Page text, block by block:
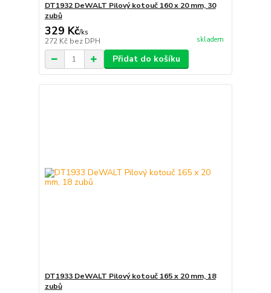
DT1932 DeWALT Pilový kotouč 160 x 20 mm, 30
zubů
329 Kč/ks
272 Kč bez DPH skladem
Přidat do košíku
DT1933 DeWALT Pilový kotouč 165 x 20 mm, 18
zubů